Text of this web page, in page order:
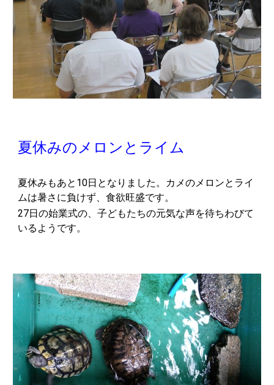
夏休みのメロンとライム
夏休みもあと10日となりました。カメのメロンとライ
ムは暑さに負けず、食欲旺盛です。
27日の始業式の、子どもたちの元気な声を待ちわびて
いるようです。